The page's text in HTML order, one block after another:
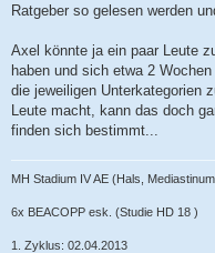
Ratgeber so gelesen werden
Axel könnte ja ein paar Leute
haben und sich etwa 2
die jeweiligen Unterkategorien
Leute macht, kann das doch
finden sich bestimmt...
MH Stadium IV AE (Hals,
6x BEACOPP esk. (Studie HD 18 )
1. Zyklus: 02.04.2013